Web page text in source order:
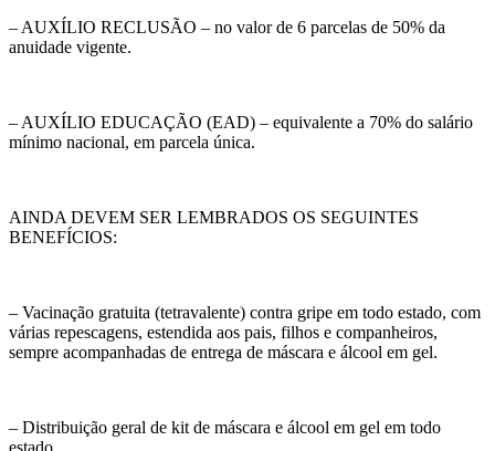
– AUXÍLIO RECLUSÃO – no valor de 6 parcelas de 50% da
anuidade vigente.
– AUXÍLIO EDUCAÇÃO (EAD) – equivalente a 70% do salário
mínimo nacional, em parcela única.
AINDA DEVEM SER LEMBRADOS OS SEGUINTES
BENEFÍCIOS:
– Vacinação gratuita (tetravalente) contra gripe em todo estado, com
várias repescagens, estendida aos pais, filhos e companheiros,
sempre acompanhadas de entrega de máscara e álcool em gel.
– Distribuição geral de kit de máscara e álcool em gel em todo
estado.